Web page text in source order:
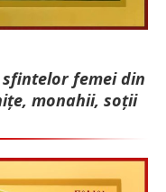
femei din
monahii, soții